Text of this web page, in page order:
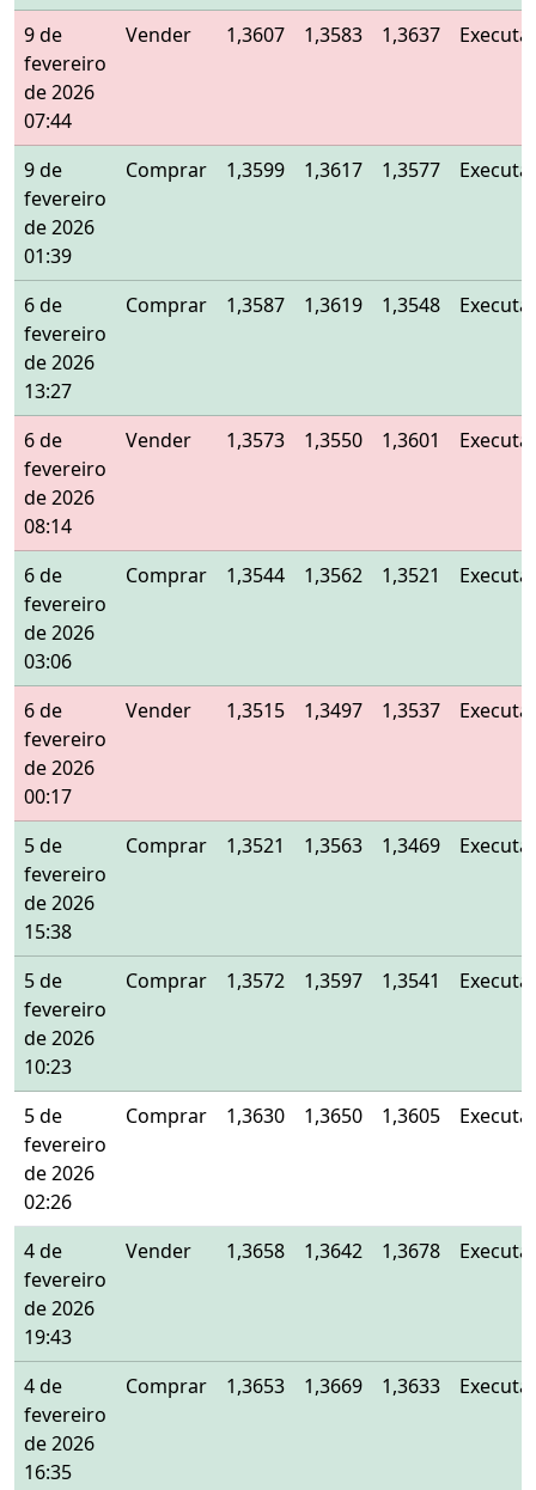
9 de
fevereiro
de 2026
07:44
Vender 1,3607 1,3583 1,3637
9 de
fevereiro
de 2026
01:39
Comprar 1,3599 1,3617 1,3577
6 de
fevereiro
de 2026
13:27
Comprar 1,3587 1,3619 1,3548
6 de
fevereiro
de 2026
08:14
Vender 1,3573 1,3550 1,3601
6 de
fevereiro
de 2026
03:06
Comprar 1,3544 1,3562 1,3521
6 de
fevereiro
de 2026
00:17
Vender 1,3515 1,3497 1,3537
5 de
fevereiro
de 2026
15:38
Comprar 1,3521 1,3563 1,3469
5 de
fevereiro
de 2026
10:23
Comprar 1,3572 1,3597 1,3541
5 de
fevereiro
de 2026
02:26
Comprar 1,3630 1,3650 1,3605
4 de
fevereiro
de 2026
19:43
Vender 1,3658 1,3642 1,3678
4 de
fevereiro
de 2026
16:35
Comprar 1,3653 1,3669 1,3633